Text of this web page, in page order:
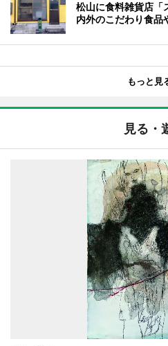
松山に食料雑貨店
内外のこだわり食品
もっと見
見る・